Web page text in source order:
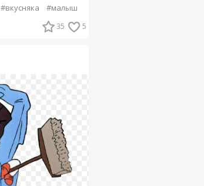
#вкусняка #малыш
35 5